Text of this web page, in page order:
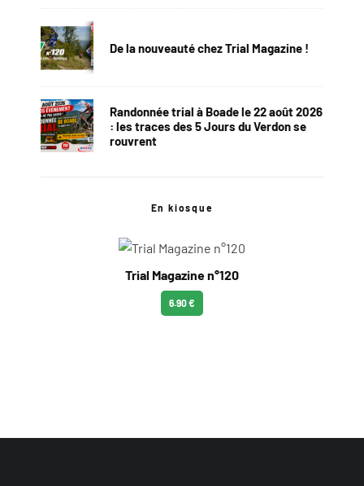
De la nouveauté chez Trial Magazine !
Randonnée trial à Boade le 22 août 2026
: les traces des 5 Jours du Verdon se
rouvrent
En kiosque
Trial Magazine n°120
6.90 €